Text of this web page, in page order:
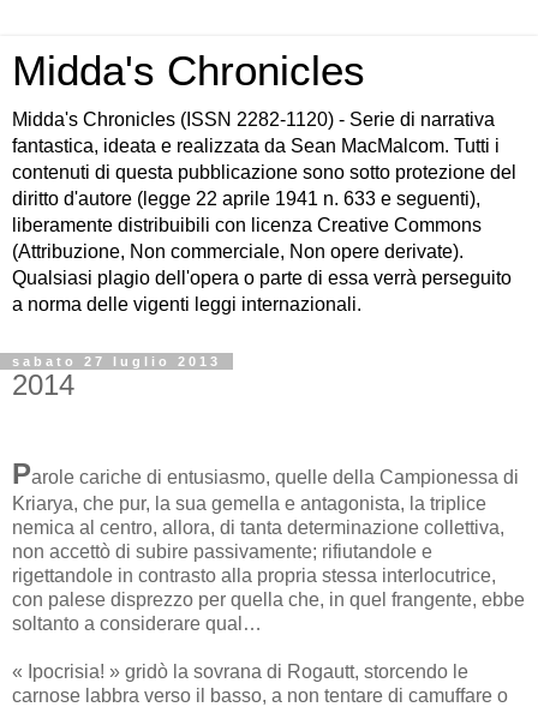
Midda's Chronicles
Midda's Chronicles (ISSN 2282-1120) - Serie di narrativa
fantastica, ideata e realizzata da Sean MacMalcom. Tutti i
contenuti di questa pubblicazione sono sotto protezione del
diritto d'autore (legge 22 aprile 1941 n. 633 e seguenti),
liberamente distribuibili con licenza Creative Commons
(Attribuzione, Non commerciale, Non opere derivate).
Qualsiasi plagio dell'opera o parte di essa verrà perseguito
a norma delle vigenti leggi internazionali.
sabato 27 luglio 2013
2014
Parole cariche di entusiasmo, quelle della Campionessa di
Kriarya, che pur, la sua gemella e antagonista, la triplice
nemica al centro, allora, di tanta determinazione collettiva,
non accettò di subire passivamente; rifiutandole e
rigettandole in contrasto alla propria stessa interlocutrice,
con palese disprezzo per quella che, in quel frangente, ebbe
soltanto a considerare qual…
« Ipocrisia! » gridò la sovrana di Rogautt, storcendo le
carnose labbra verso il basso, a non tentare di camuffare o